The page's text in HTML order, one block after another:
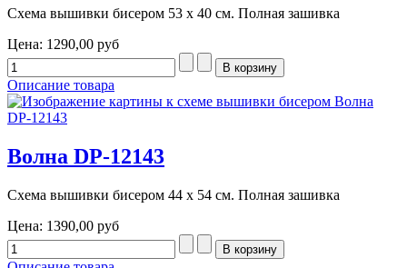
Схема вышивки бисером 53 х 40 см. Полная зашивка
Цена: 1290,00 руб
Описание товара
Волна DP-12143
Схема вышивки бисером 44 х 54 см. Полная зашивка
Цена: 1390,00 руб